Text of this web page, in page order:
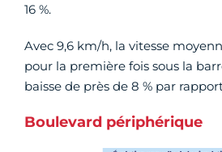
16 %.
Avec 9,6 km/h, la vitesse
pour la première fois sous la
baisse de près de 8 % par
Boulevard périphérique